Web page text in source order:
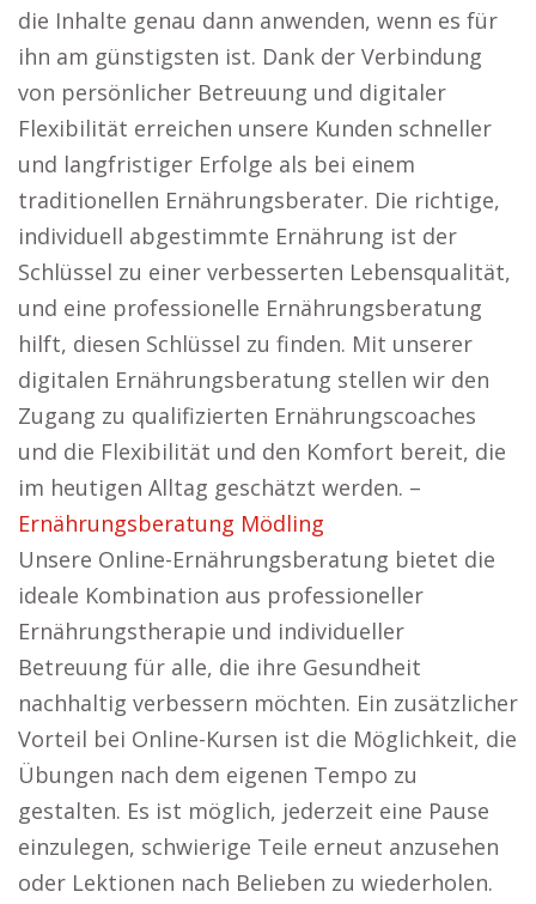
die Inhalte genau dann anwenden, wenn es für
ihn am günstigsten ist. Dank der Verbindung
von persönlicher Betreuung und digitaler
Flexibilität erreichen unsere Kunden schneller
und langfristiger Erfolge als bei einem
traditionellen Ernährungsberater. Die richtige,
individuell abgestimmte Ernährung ist der
Schlüssel zu einer verbesserten Lebensqualität,
und eine professionelle Ernährungsberatung
hilft, diesen Schlüssel zu finden. Mit unserer
digitalen Ernährungsberatung stellen wir den
Zugang zu qualifizierten Ernährungscoaches
und die Flexibilität und den Komfort bereit, die
im heutigen Alltag geschätzt werden. –
Ernährungsberatung Mödling
Unsere Online-Ernährungsberatung bietet die
ideale Kombination aus professioneller
Ernährungstherapie und individueller
Betreuung für alle, die ihre Gesundheit
nachhaltig verbessern möchten. Ein zusätzlicher
Vorteil bei Online-Kursen ist die Möglichkeit, die
Übungen nach dem eigenen Tempo zu
gestalten. Es ist möglich, jederzeit eine Pause
einzulegen, schwierige Teile erneut anzusehen
oder Lektionen nach Belieben zu wiederholen.